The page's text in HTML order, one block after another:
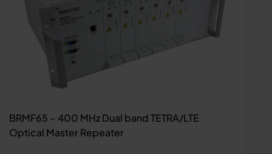
BRMF65 – 400 MHz Dual band TETRA/LTE
Optical Master Repeater